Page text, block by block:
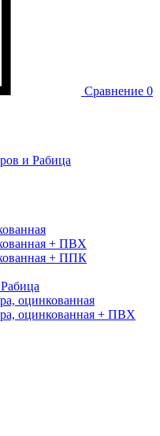
Сравнение 0
и Рабица
+ ПВХ
+ ППК
оцинкованная
оцинкованная + ПВХ